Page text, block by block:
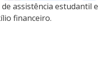
assistência estudantil e
financeiro.